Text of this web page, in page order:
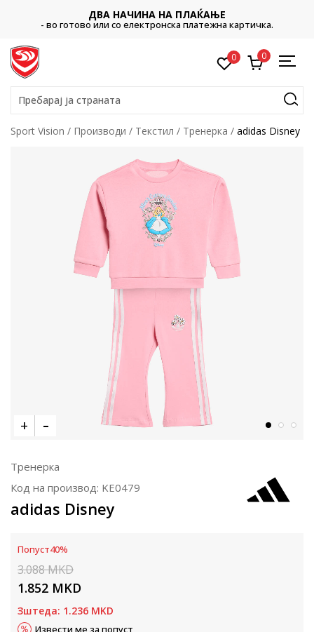
ДВА НАЧИНА НА ПЛАЌАЊЕ
- во готово или со електронска платежна картичка.
0 0
Пребарај ја страната
Sport Vision Производи Текстил Тренерка adidas Disney
Тренерка
Код на производ: KE0479
adidas Disney
Попуст40%
3.088MKD
1.852 MKD
Зштеда: 1.236 MKD
Извести ме за попуст